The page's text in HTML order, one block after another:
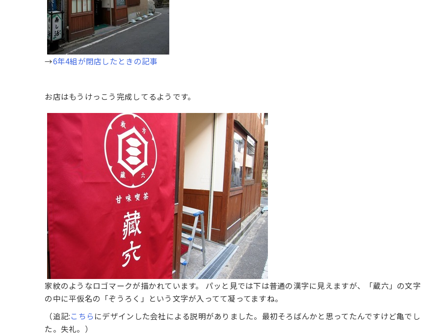
→6年4組が閉店したときの記事
お店はもうけっこう完成してるようです。
家紋のようなロゴマークが描かれています。 パッと見では下は普通の漢字に見えますが、「蔵六」の文字
の中に平仮名の「ぞうろく」という文字が入ってて凝ってますね。
（追記:こちら にデザインした会社による説明がありました。最初そろばんかと思ってたんですけど亀でし
た。失礼。）